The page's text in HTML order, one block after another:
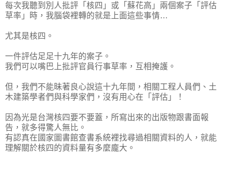
每次我聽到別人批評「核四」或「蘇花高」兩個案子「評估
草率」時，我腦袋裡轉的就是上面這些事情…
尤其是核四。
一件評估足足十九年的案子。
我們可以嘴巴上批評官員行事草率，互相掩護。
但，我們不能昧著良心說這十九年間，相關工程人員們、土
木建築學者們與科學家們，沒有用心在「評估」！
因為光是台灣核四要不要蓋，所寫出來的出版物跟書面報
告，就多得驚人無比。
有認真在國家圖書館查書系統裡找尋過相關資料的人，就能
理解關於核四的資料量有多麼龐大。